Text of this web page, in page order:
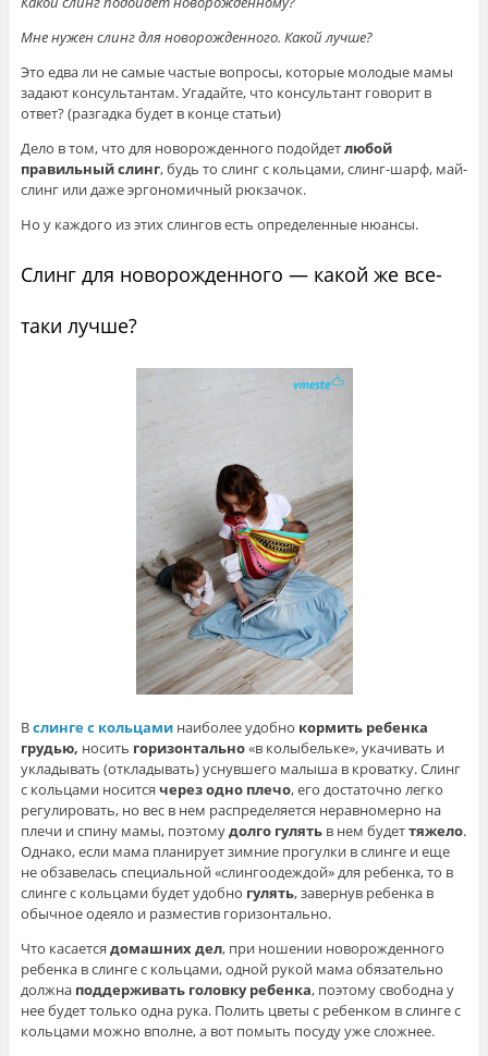
Мне нужен слинг для новорожденного. Какой лучше?
Это едва ли не самые частые вопросы, которые молодые мамы
задают консультантам. Угадайте, что консультант говорит в
ответ? (разгадка будет в конце статьи)
Дело в том, что для новорожденного подойдетлюбой
правильный слинг, будь то слинг с кольцами, слинг-шарф, май-
слинг или даже эргономичный рюкзачок.
Но у каждого из этих слингов есть определенные нюансы.
Слинг для новорожденного — какой же все-
таки лучше?
Вслинге с кольцаминаиболее удобно кормить ребенка
грудью, носить горизонтально«в колыбельке», укачивать и
укладывать (откладывать) уснувшего малыша в кроватку. Слинг
с кольцами носится через одно плечо, его достаточно легко
регулировать, но вес в нем распределяется неравномерно на
плечи и спину мамы, поэтомудолго гулятьв нем будеттяжело.
Однако, если мама планирует зимние прогулки в слинге и еще
не обзавелась специальной «слингоодеждой» для ребенка, то в
слинге с кольцами будет удобно гулять, завернув ребенка в
обычное одеяло и разместив горизонтально.
Что касается домашних дел, при ношении новорожденного
ребенка в слинге с кольцами, одной рукой мама обязательно
должна поддерживать головку ребенка, поэтому свободна у
нее будет только одна рука. Полить цветы с ребенком в слинге с
кольцами можно вполне, а вот помыть посуду уже сложнее.